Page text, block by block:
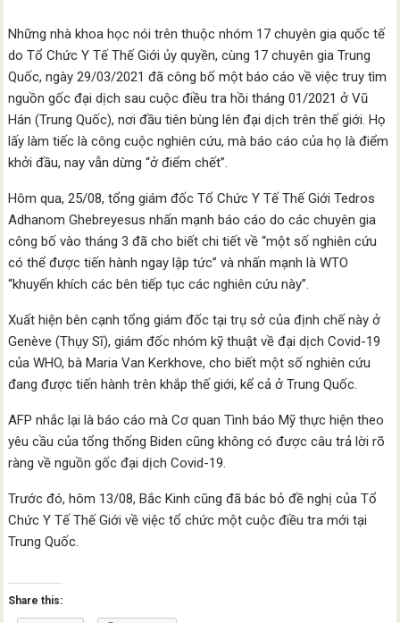
Những nhà khoa học nói trên thuộc nhóm 17 chuyên gia quốc tế
do Tổ Chức Y Tế Thế Giới ủy quyền, cùng 17 chuyên gia Trung
Quốc, ngày 29/03/2021 đã công bố một báo cáo về việc truy tìm
nguồn gốc đại dịch sau cuộc điều tra hồi tháng 01/2021 ở Vũ
Hán (Trung Quốc), nơi đầu tiên bùng lên đại dịch trên thế giới. Họ
lấy làm tiếc là công cuộc nghiên cứu, mà báo cáo của họ là điểm
khởi đầu, nay vẫn dừng “ở điểm chết”.
Hôm qua, 25/08, tổng giám đốc Tổ Chức Y Tế Thế Giới Tedros
Adhanom Ghebreyesus nhấn mạnh báo cáo do các chuyên gia
công bố vào tháng 3 đã cho biết chi tiết về “một số nghiên cứu
có thể được tiến hành ngay lập tức” và nhấn mạnh là WTO
“khuyến khích các bên tiếp tục các nghiên cứu này”.
Xuất hiện bên cạnh tổng giám đốc tại trụ sở của định chế này ở
Genève (Thụy Sĩ), giám đốc nhóm kỹ thuật về đại dịch Covid-19
của WHO, bà Maria Van Kerkhove, cho biết một số nghiên cứu
đang được tiến hành trên khắp thế giới, kể cả ở Trung Quốc.
AFP nhắc lại là báo cáo mà Cơ quan Tình báo Mỹ thực hiện theo
yêu cầu của tổng thống Biden cũng không có được câu trả lời rõ
ràng về nguồn gốc đại dịch Covid-19.
Trước đó, hôm 13/08, Bắc Kinh cũng đã bác bỏ đề nghị của Tổ
Chức Y Tế Thế Giới về việc tổ chức một cuộc điều tra mới tại
Trung Quốc.
Share this: